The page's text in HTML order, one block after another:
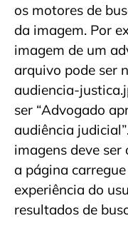
os motores de
da imagem. Por
imagem de um
arquivo pode ser
audiencia-
ser “Advogado
audiência
imagens deve
a página
experiência do
resultados de